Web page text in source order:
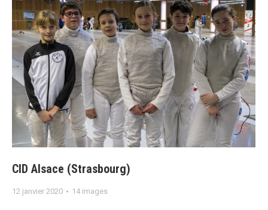
CID Alsace (Strasbourg)
12 janvier 2020 14 images